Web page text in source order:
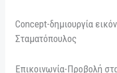
Concept-δημιουργία
Σταματόπουλος
Επικοινωνία-Προβολή